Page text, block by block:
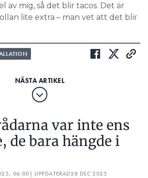
av mig, så det blir tacos. Det är
lite extra – man vet att det blir
var inte ens
de bara hängde i
06:00 | UPPDATERAD28 DEC 2025